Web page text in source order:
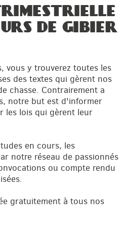
DE GIBIER
vous y trouverez toutes les
des textes qui gèrent nos
chasse. Contrairement a
notre but est d'informer
les lois qui gèrent leur
en cours, les
notre réseau de passionnés
ou compte rendu
gratuitement à tous nos